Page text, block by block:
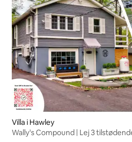
Villa i Hawley
Wally's Compound | Lej 3